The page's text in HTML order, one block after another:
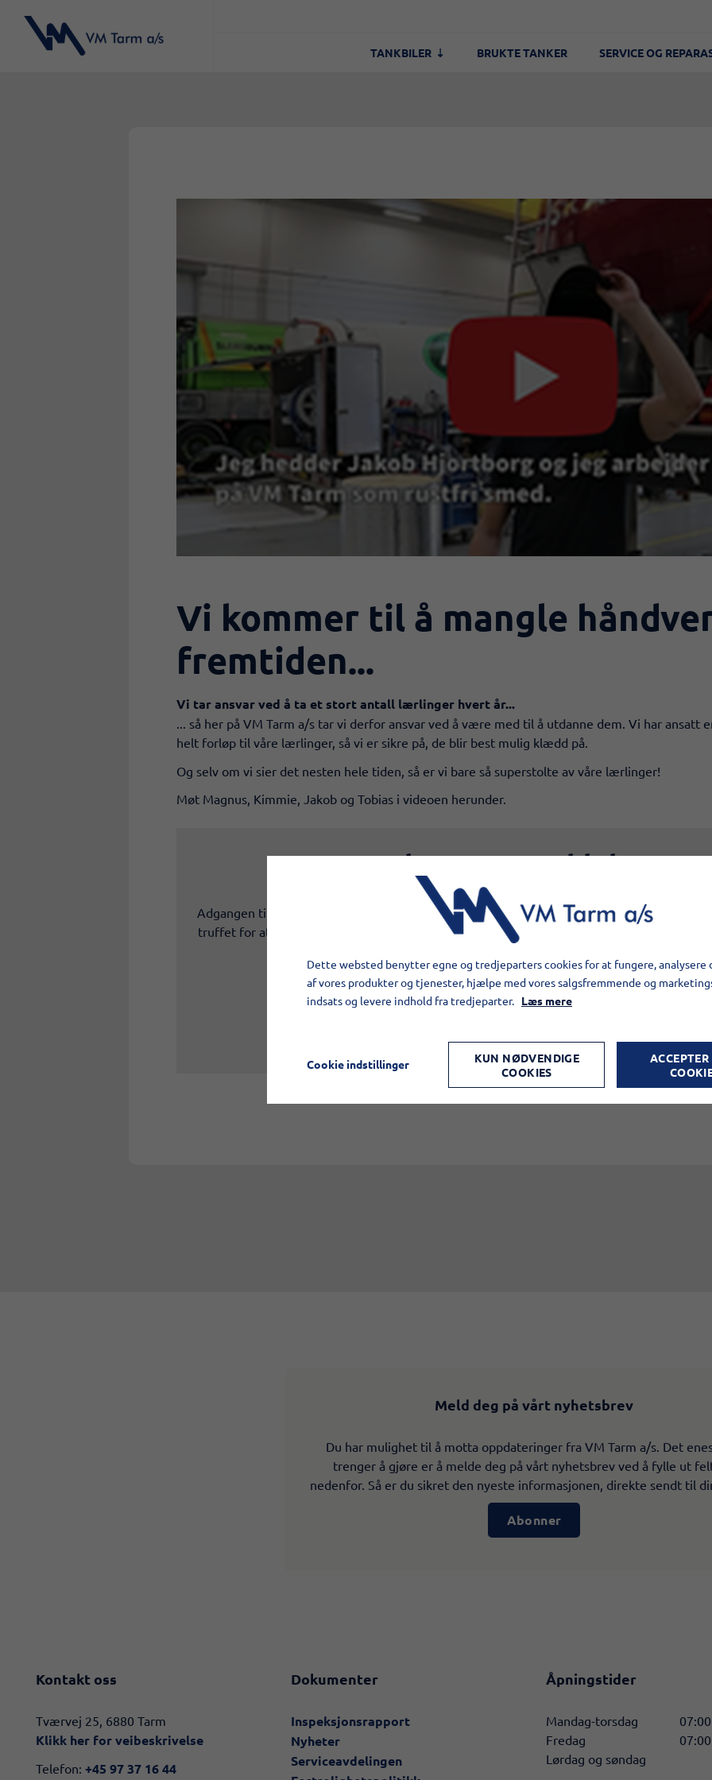
TANKBILER BRUKTE TANKER SERVICE OG
Vi kommer til å mangle
fremtiden...
Vi tar ansvar ved å ta et stort antall lærlinger hvert år...
... så her på VM Tarm a/s tar vi derfor ansvar ved å være med til å utdanne dem. Vi har ansatt
helt forløp til våre lærlinger, så vi er sikre på, de blir best mulig klædd på.
Og selv om vi sier det nesten hele tiden, så er vi bare så superstolte av våre lærlinger!
Møt Magnus, Kimmie, Jakob og Tobias i videoen herunder.
Elementet er blokeret
Adgangen til elementet er blevet begrænset, da du ikke har accepteret de påkrævede
truffet for at overholde gældende databeskyttelseslovgivning. Du kan få adgang til
TILLAD COOKIES
Meld deg på vårt nyhetsbrev
Du har mulighet til å motta oppdateringer fra VM Tarm a/s. Det
trenger å gjøre er å melde deg på vårt nyhetsbrev ved å fylle ut
nedenfor. Så er du sikret den nyeste informasjonen, direkte sendt til
Abonner
Kontakt oss
​​Tværvej 25, 6880 Tarm
Klikk her for veibeskrivelse​
Telefon: +45 97 37 16 44
Dokumenter
Inspeksjonsrapport
Nyheter
Serviceavdelingen
Åpningstider
Mandag-torsdag
Fredag
Lørdag og søndag
Dette websted benytter egne og tredjeparters cookies for at fungere, analysere
af vores produkter og tjenester, hjælpe med vores salgsfremmende og
indsats og levere indhold fra tredjeparter. Læs mere
Cookie indstillinger
KUN NØDVENDIGE
COOKIES